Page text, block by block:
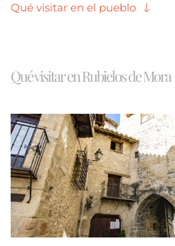
Qué visitar en el pueblo
Qué visitar en Rubielos de Mora